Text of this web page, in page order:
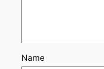
Name